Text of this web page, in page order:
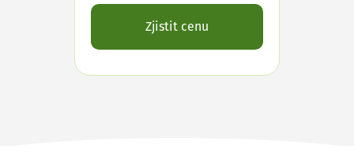
Zjistit cenu